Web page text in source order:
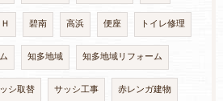
碧南 高浜 便座 トイレ修理
知多地域 知多地域リフォーム
シ取替 サッシ工事 赤レンガ建物